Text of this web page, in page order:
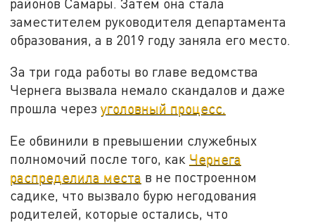
заместителем руководителя департамента
образования, а в 2019 году заняла его место.
За три года работы во главе ведомства
Чернега вызвала немало скандалов и даже
прошла черезуголовный процесс.
Ее обвинили в превышении служебных
полномочий после того, как Чернега
распределила места в не построенном
садике, что вызвало бурю негодования
родителей, которые остались, что